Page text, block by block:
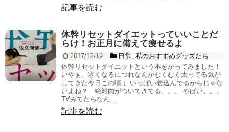
記事を読む
体幹リセットダイエットっていいことだ
らけ！お正月に備えて痩せるよ
2017/12/19 日常 私のおすすめグッズたち
体幹リセットダイエットという本をかってみました！
いやぁ、寒くなるにつれなんかむくむく太ってる気が
してきた今日この頃； いっぱい着込んでるからじゃな
いよね？ 絶対肉がついてきてる。。。 やばい。。。
TVみてたらなん...
記事を読む